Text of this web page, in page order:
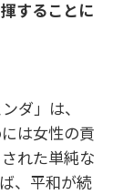
することに
ダ」は、
は女性の貢
れた単純な
、平和が続